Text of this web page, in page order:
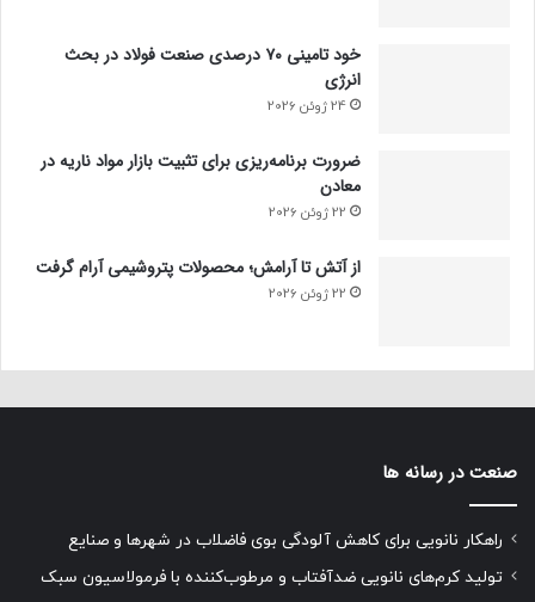
خود تامینی ۷۰ درصدی صنعت فولاد در بحث
انرژی
24 ژوئن 2026
ضرورت برنامه‌ریزی برای تثبیت بازار مواد ناریه در
معادن
22 ژوئن 2026
از آتش تا آرامش؛ محصولات پتروشیمی آرام گرفت
22 ژوئن 2026
صنعت در رسانه ها
راهکار نانویی برای کاهش آلودگی بوی فاضلاب در شهرها و صنایع
تولید کرم‌های نانویی ضدآفتاب و مرطوب‌کننده با فرمولاسیون سبک